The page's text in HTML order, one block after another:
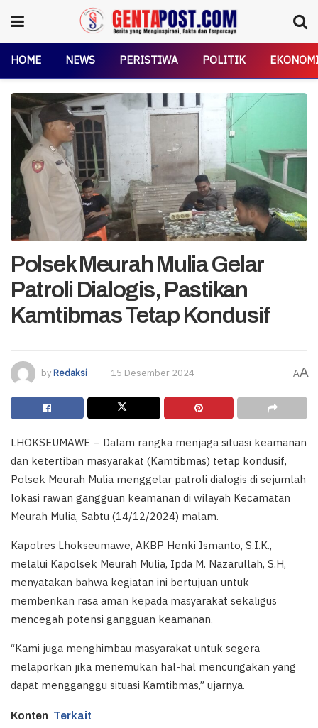
HOME NEWS PERISTIWA POLITIK
Polsek Meurah Mulia Gelar
Patroli Dialogis, Pastikan
Kamtibmas Tetap Kondusif
byRedaksi 15 Desember 2024 AA
LHOKSEUMAWE – Dalam rangka menjaga situasi keamanan
dan ketertiban masyarakat (Kamtibmas) tetap kondusif,
Polsek Meurah Mulia menggelar patroli dialogis di sejumlah
lokasi rawan gangguan keamanan di wilayah Kecamatan
Meurah Mulia, Sabtu (14/12/2024) malam.
Kapolres Lhokseumawe, AKBP Henki Ismanto, S.I.K.,
melalui Kapolsek Meurah Mulia, Ipda M. Nazarullah, S.H,
menyatakan bahwa kegiatan ini bertujuan untuk
memberikan rasa aman kepada masyarakat sekaligus
mencegah potensi gangguan keamanan.
“Kami juga menghimbau masyarakat untuk segera
melaporkan jika menemukan hal-hal mencurigakan yang
dapat mengganggu situasi Kamtibmas,” ujarnya.
Konten Terkait